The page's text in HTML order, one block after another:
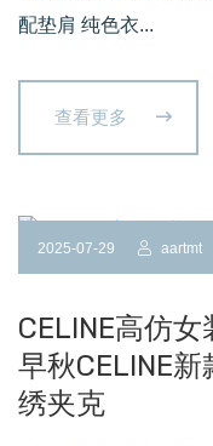
配垫肩 纯色衣...
查看更多
2025-07-29 aartmt
CELINE高仿
早秋CELINE新
绣夹克